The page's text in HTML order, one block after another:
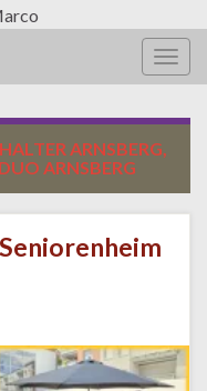
ARNSBERG,
ARNSBERG